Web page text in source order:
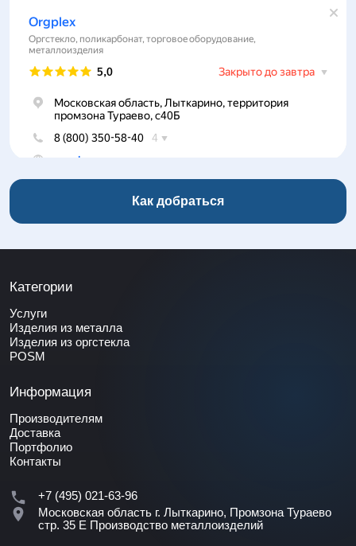
Как добраться
Категории
Услуги
Изделия из металла
Изделия из оргстекла
POSM
Информация
Производителям
Доставка
Портфолио
Контакты
+7 (495) 021-63-96
Московская область г. Лыткарино, Промзона Тураево
стр. 35 Е Производство металлоизделий